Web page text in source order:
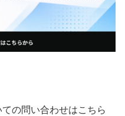
の問い合わせはこちら